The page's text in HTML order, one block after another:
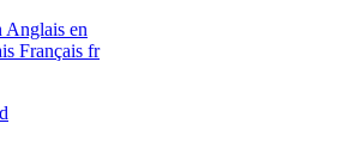
Anglais en
Français fr